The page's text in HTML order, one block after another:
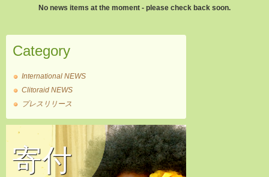
No news items at the moment - please check back soon.
Category
International NEWS
Clitoraid NEWS
プレスリリース
寄付